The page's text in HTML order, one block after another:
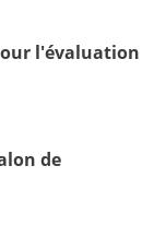
l'évaluation
de